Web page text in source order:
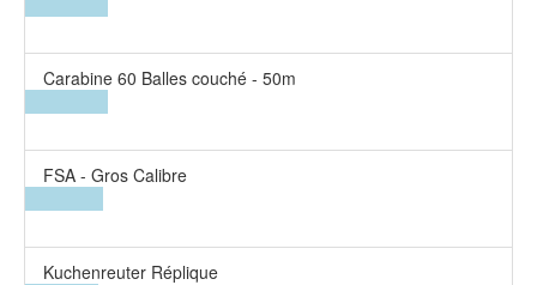
Carabine 60 Balles couché - 50m
FSA - Gros Calibre
Kuchenreuter Réplique